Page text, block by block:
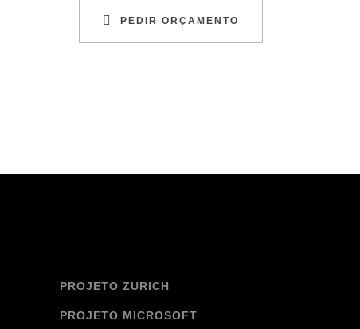
PEDIR ORÇAMENTO
PROJETO ZURICH
PROJETO MICROSOFT